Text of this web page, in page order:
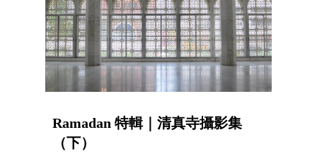
Ramadan 特輯｜清真寺攝影集
（下）